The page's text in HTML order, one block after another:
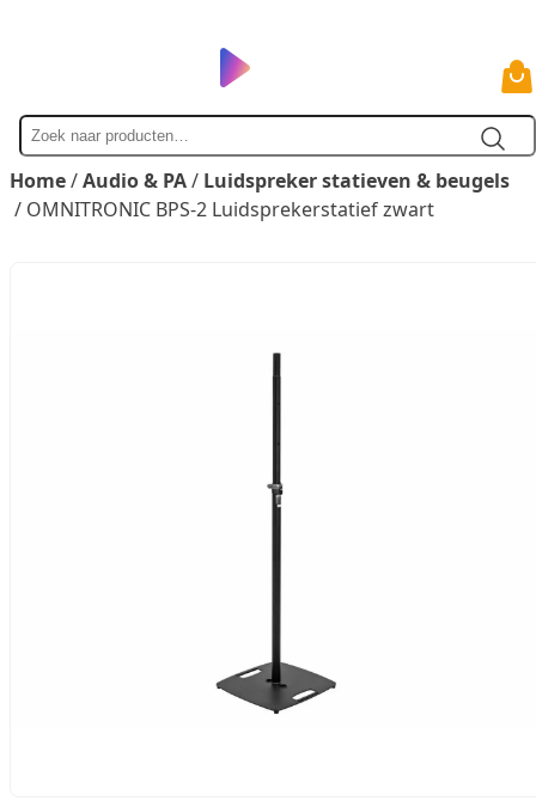
Zoek
naar
Home/Audio & PA/ Luidspreker statieven & beugels
/ OMNITRONIC BPS-2 Luidsprekerstatief zwart